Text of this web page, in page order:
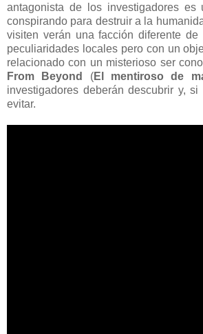
antagonista de los investigadores es
conspirando para destruir a la
visiten verán una facción diferente
peculiaridades locales pero con un
relacionado con un misterioso ser
From Beyond
(El mentiroso de
investigadores deberán descubrir y,
evitar.